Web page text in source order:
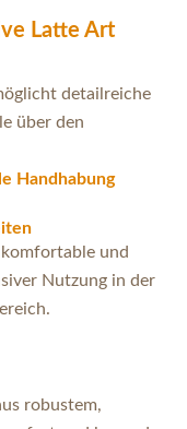
Latte Art
detailreiche
über den
Handhabung
und
Nutzung in der
robustem,